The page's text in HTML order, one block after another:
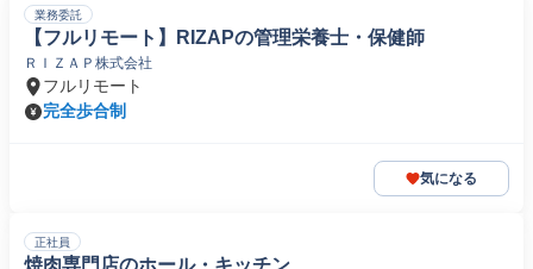
業務委託
【フルリモート】RIZAPの管理栄養士・保健師
ＲＩＺＡＰ株式会社
フルリモート
完全歩合制
気になる
正社員
焼肉専門店のホール・キッチン